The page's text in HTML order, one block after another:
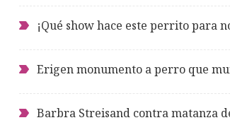
¡Qué show hace este perrito para
Erigen monumento a perro que
Barbra Streisand contra matanza